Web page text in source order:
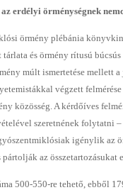
erdélyi örménységnek
örmény plébánia
és örmény rítusú
múlt ismertetése mellett
végzett
közösség. A kérdőíves
szeretnének folytatni
igénylik az
az összetartozásukat
500-550-re tehető, ebből